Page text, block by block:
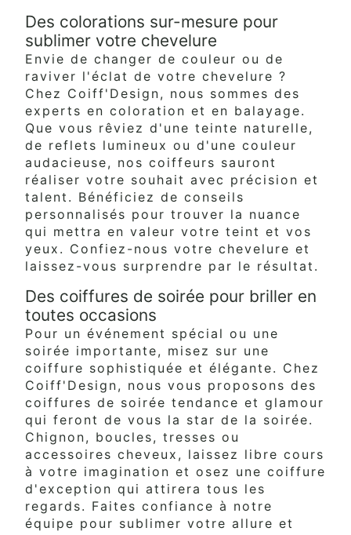
Des colorations sur-mesure pour
sublimer votre chevelure
Envie de changer de couleur ou de
raviver l'éclat de votre chevelure ?
Chez Coiff'Design, nous sommes des
experts en coloration et en balayage.
Que vous rêviez d'une teinte naturelle,
de reflets lumineux ou d'une couleur
audacieuse, nos coiffeurs sauront
réaliser votre souhait avec précision et
talent. Bénéficiez de conseils
personnalisés pour trouver la nuance
qui mettra en valeur votre teint et vos
yeux. Confiez-nous votre chevelure et
laissez-vous surprendre par le résultat.
Des coiffures de soirée pour briller en
toutes occasions
Pour un événement spécial ou une
soirée importante, misez sur une
coiffure sophistiquée et élégante. Chez
Coiff'Design, nous vous proposons des
coiffures de soirée tendance et glamour
qui feront de vous la star de la soirée.
Chignon, boucles, tresses ou
accessoires cheveux, laissez libre cours
à votre imagination et osez une coiffure
d'exception qui attirera tous les
regards. Faites confiance à notre
équipe pour sublimer votre allure et